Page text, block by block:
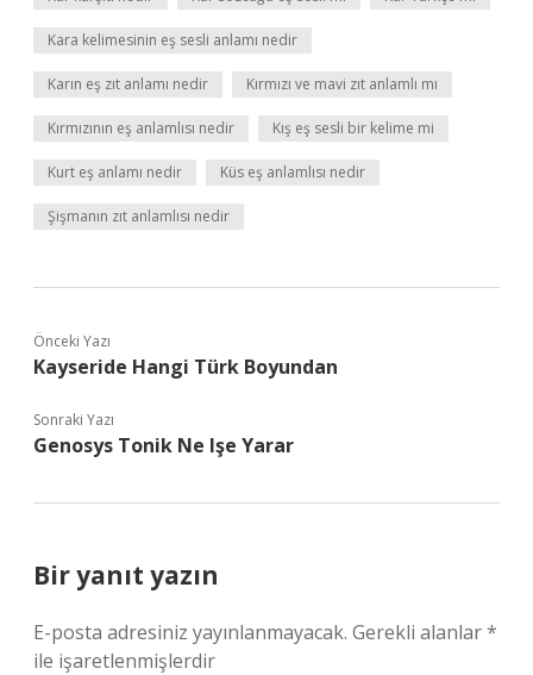
Kara kelimesinin eş sesli anlamı nedir
Karın eş zıt anlamı nedir Kırmızı ve mavi zıt anlamlı mı
Kırmızının eş anlamlısı nedir Kış eş sesli bir kelime mi
Kurt eş anlamı nedir Küs eş anlamlısı nedir
Şişmanın zıt anlamlısı nedir
Önceki Yazı
Kayseride Hangi Türk Boyundan
Sonraki Yazı
Genosys Tonik Ne Işe Yarar
Bir yanıt yazın
E-posta adresiniz yayınlanmayacak. Gerekli alanlar*
ile işaretlenmişlerdir